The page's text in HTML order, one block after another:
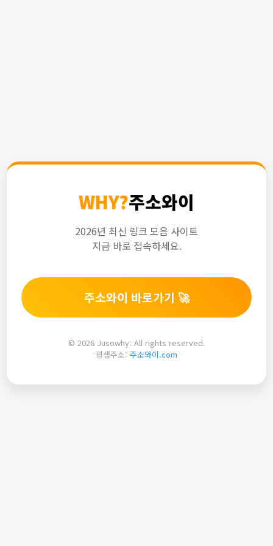
WHY?주소와이
2026년 최신 링크 모음 사이트
지금 바로 접속하세요.
주소와이 바로가기 🚀
© 2026 Jusowhy. All rights reserved.
평생주소: 주소와이.com